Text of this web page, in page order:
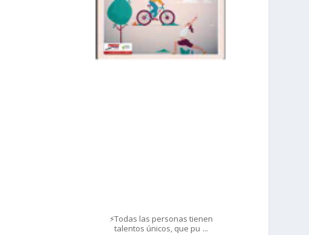
⚡Todas las personas tienen
talentos únicos, que pu ...